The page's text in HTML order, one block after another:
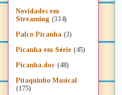
Novidades em
Streaming (334)
Palco Picanha (3)
Picanha em Série (45)
Picanha.doc (48)
Pitaquinho Musical
(175)